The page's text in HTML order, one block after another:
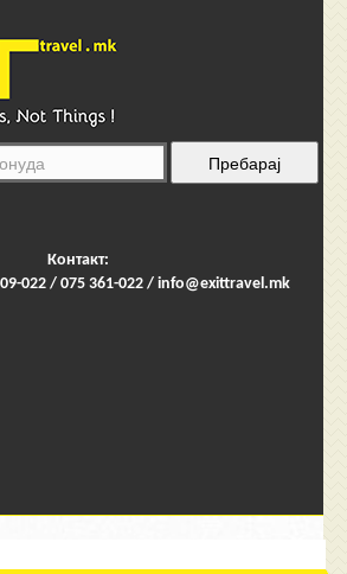
Контакт:
022 / 075 361-022 / info@exittravel.mk